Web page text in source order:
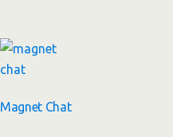
Magnet Chat